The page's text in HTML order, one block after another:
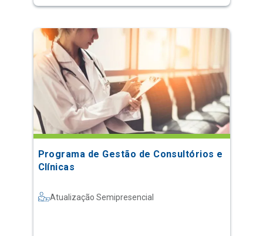
Programa de Gestão de Consultórios e
Clínicas
Atualização Semipresencial